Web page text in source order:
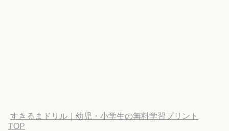
すきるまドリル｜幼児・小学生の無料学習プリント
TOP